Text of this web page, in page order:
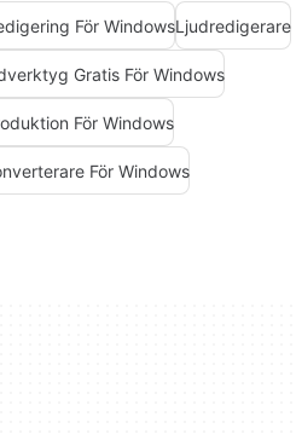
För WindowsLjudredigerare
Gratis För Windows
För Windows
För Windows